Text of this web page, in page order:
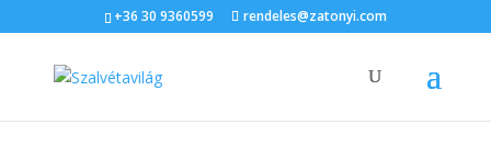
+36 30 9360599 rendeles@zatonyi.com